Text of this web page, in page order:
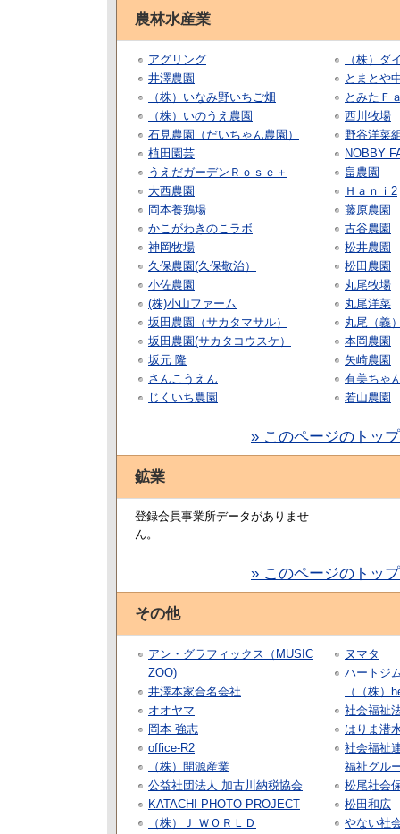
農林水産業
アグリング
井澤農園
（株）いなみ野いちご畑
（株）いのうえ農園
石見農園（だいちゃん農園）
植田園芸
うえだガーデンＲｏｓｅ＋
大西農園
岡本養鶏場
かこがわきのこラボ
神岡牧場
久保農園(久保敬治）
小佐農園
(株)小山ファーム
坂田農園（サカタマサル）
坂田農園(サカタコウスケ）
坂元 隆
さんこうえん
じくいち農園
（株）ダ
とまとや
とみたＦ
西川牧場
野谷洋菜
NOBBY
畠農園
Ｈａｎｉ2
藤原農園
古谷農園
松井農園
松田農園
丸尾牧場
丸尾洋菜
丸尾（義
本岡農園
矢崎農園
有美ちゃ
若山農園
» このページのトッ
鉱業
登録会員事業所データがありませ
ん。
» このページのトッ
その他
アン・グラフィックス（MUSIC
ZOO)
井澤本家合名会社
オオヤマ
岡本 強志
office-R2
（株）開源産業
公益社団法人 加古川納税協会
KATACHI PHOTO PROJECT
（株）Ｊ ＷＯＲＬＤ
ヌマタ
ハートジ
（（株）
社会福祉
はりま潜
社会福祉
福祉グル
松尾社会
松田和広
やない社